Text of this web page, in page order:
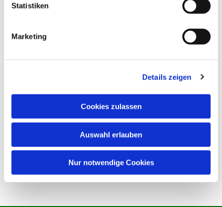
Statistiken
Marketing
Details zeigen
Cookies zulassen
Auswahl erlauben
Nur notwendige Cookies